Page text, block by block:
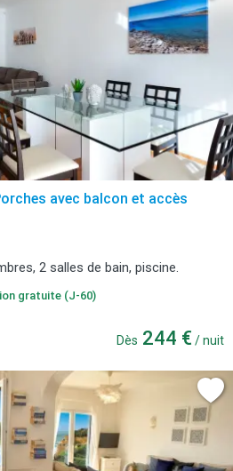
avec balcon et accès
2 salles de bain, piscine.
gratuite (J-60)
Dès 244 € / nuit